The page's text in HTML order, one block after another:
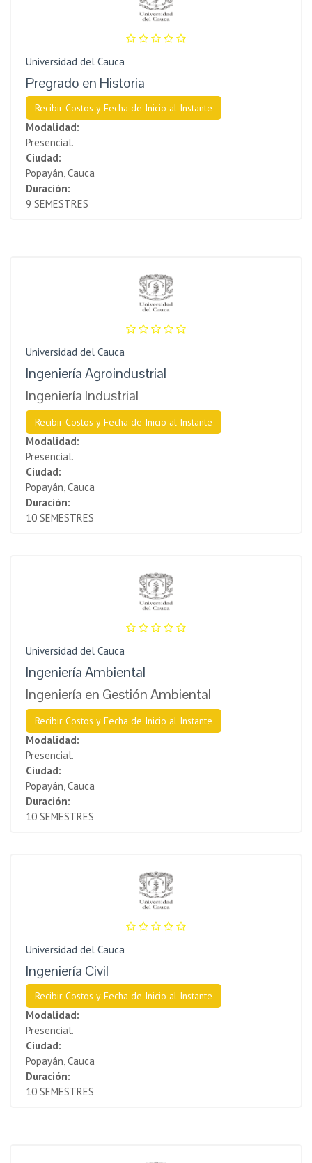
Universidad del Cauca
Pregrado en Historia
Recibir Costos y Fecha de Inicio al Instante
Modalidad:
Presencial.
Ciudad:
Popayán, Cauca
Duración:
9 SEMESTRES
Universidad del Cauca
Ingeniería Agroindustrial
Ingeniería Industrial
Recibir Costos y Fecha de Inicio al Instante
Modalidad:
Presencial.
Ciudad:
Popayán, Cauca
Duración:
10 SEMESTRES
Universidad del Cauca
Ingeniería Ambiental
Ingeniería en Gestión Ambiental
Recibir Costos y Fecha de Inicio al Instante
Modalidad:
Presencial.
Ciudad:
Popayán, Cauca
Duración:
10 SEMESTRES
Universidad del Cauca
Ingeniería Civil
Recibir Costos y Fecha de Inicio al Instante
Modalidad:
Presencial.
Ciudad:
Popayán, Cauca
Duración:
10 SEMESTRES